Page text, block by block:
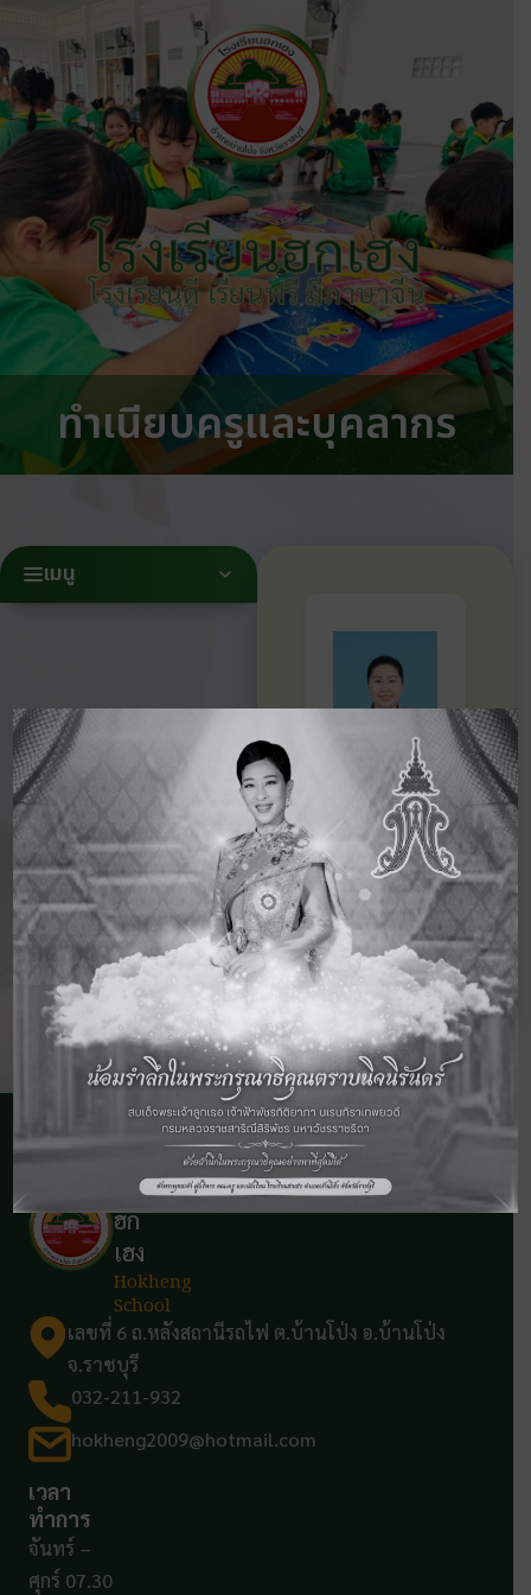
โรงเรียนฮกเฮง
โรงเรียนดี เรียนฟรี มีภาษาจีน
ทำเนียบครูและบุคลากร
เมนู
นางสาว
นฤมล
แพงป้อง
ครูผู้สอน
เรียน
ฮก
เฮง
Hokheng
School
เลขที่ 6 ถ.หลังสถานีรถไฟ ต.บ้านโป่ง อ.บ้านโป่ง
จ.ราชบุรี
032-211-932
hokheng2009@hotmail.com
เวลา
ทำการ
จันทร์ –
ศุกร์ 07.30